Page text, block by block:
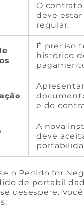
O
deve estar
regular.
É preciso
histórico
Apresentar
e do
A nova
deve
o Pedido for
de
desespere.